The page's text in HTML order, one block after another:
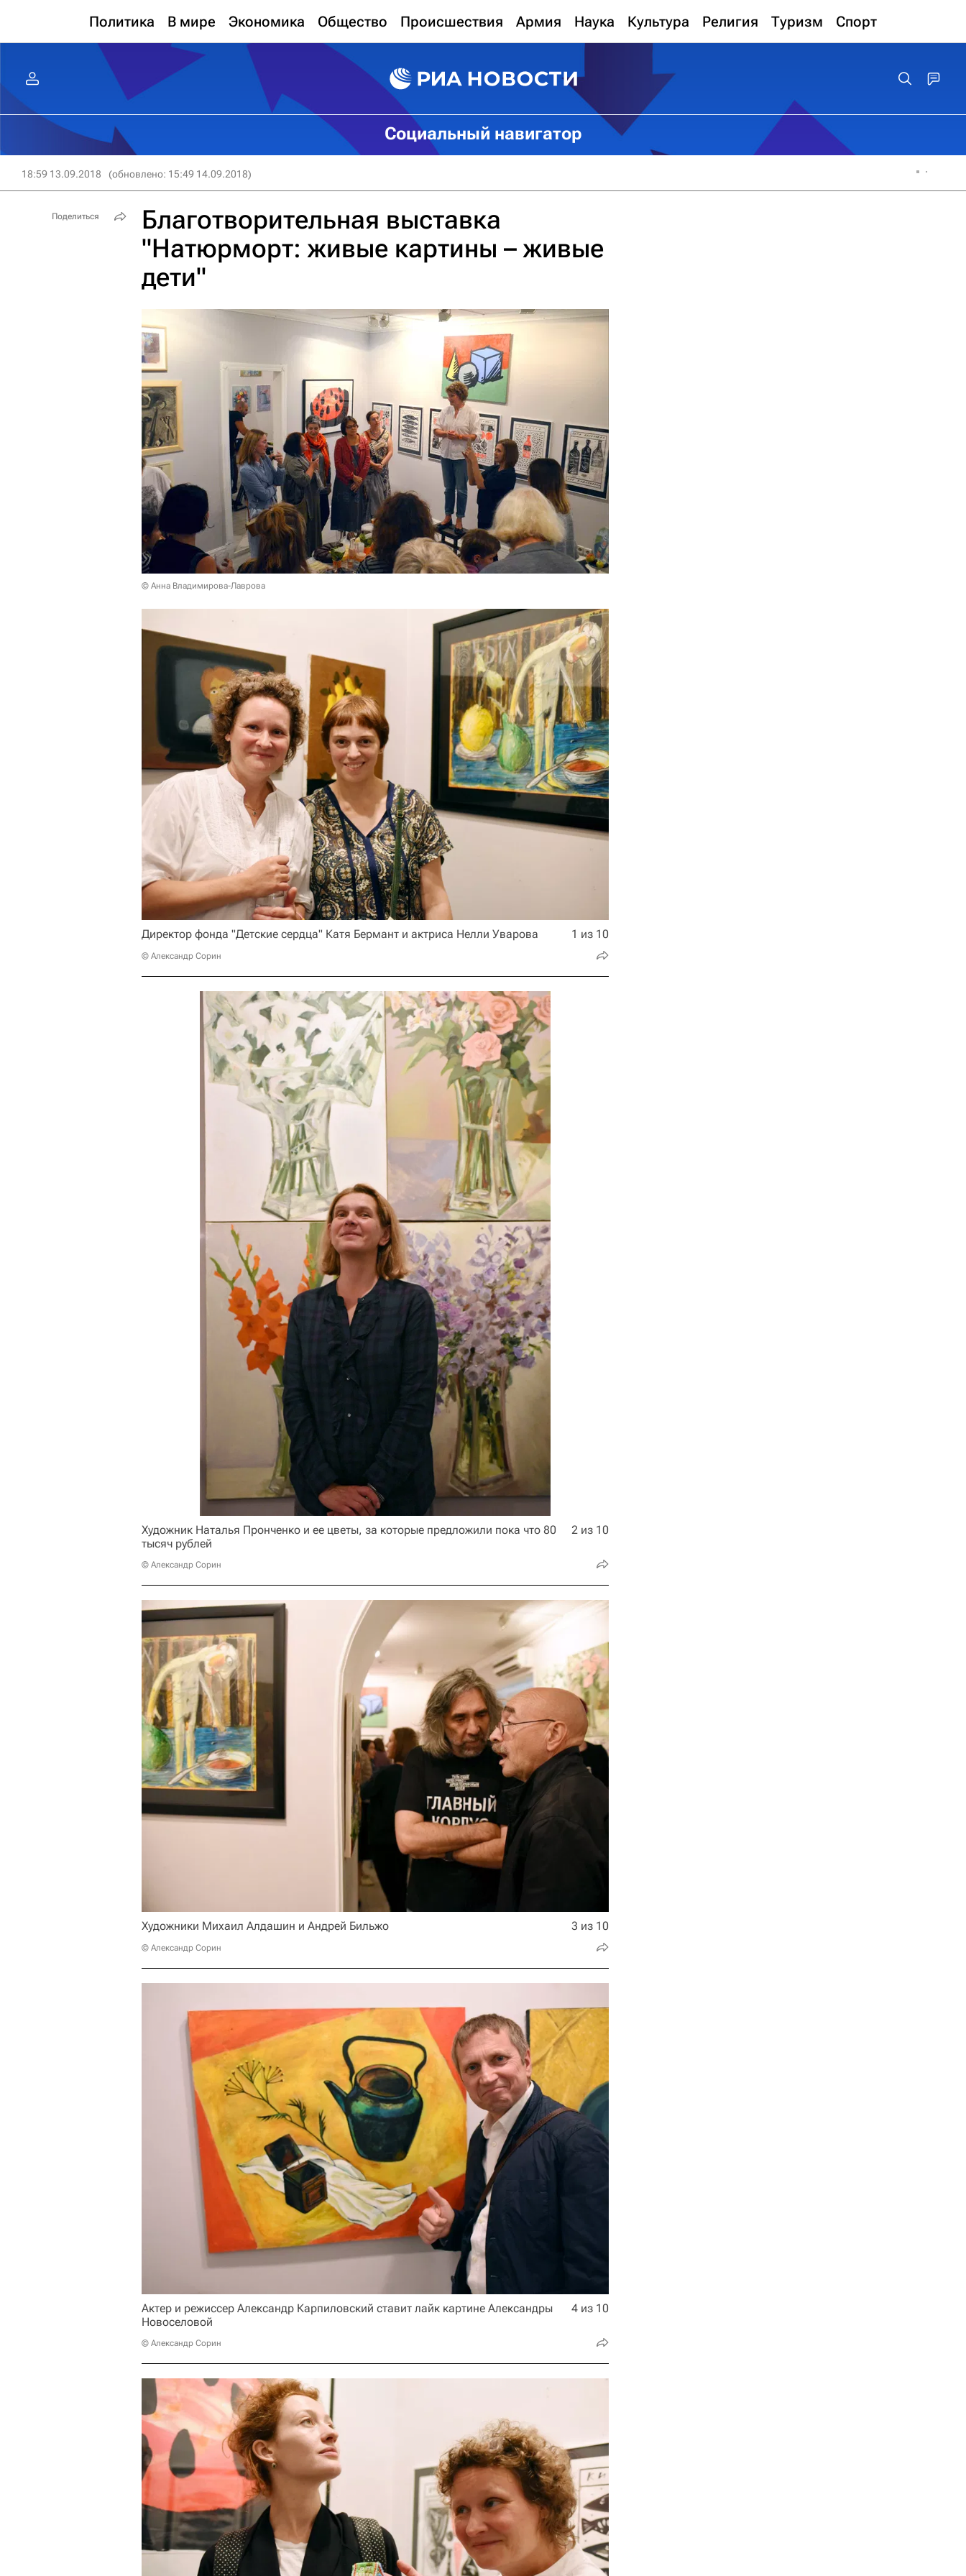
Политика В мире Экономика Общество Происшествия Армия Наука Культура Религия Туризм Спорт
Социальный навигатор
18:59 13.09.2018 (обновлено: 15:49 14.09.2018)
Благотворительная выставка
"Натюрморт: живые картины – живые
дети"
© Анна Владимирова-Лаврова
Директор фонда "Детские сердца" Катя Бермант и актриса Нелли Уварова
© Александр Сорин
1 из 10
Художник Наталья Пронченко и ее цветы, за которые предложили пока что 80
тысяч рублей
© Александр Сорин
2 из 10
Художники Михаил Алдашин и Андрей Бильжо
© Александр Сорин
3 из 10
Актер и режиссер Александр Карпиловский ставит лайк картине Александры
Новоселовой
© Александр Сорин
4 из 10
Поделиться